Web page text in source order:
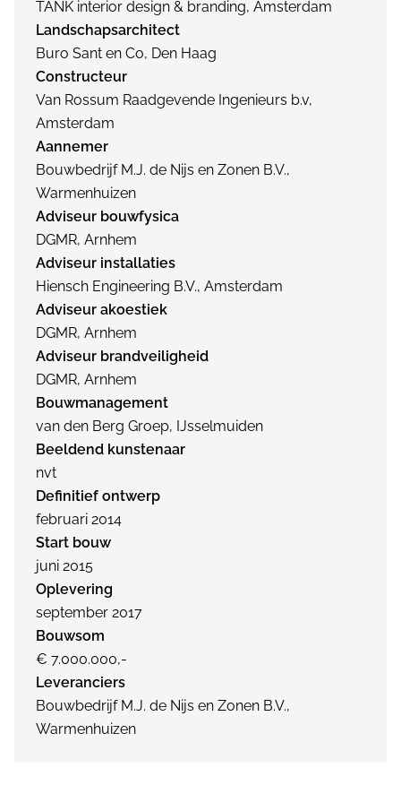
TANK interior design & branding, Amsterdam
Landschapsarchitect
Buro Sant en Co, Den Haag
Constructeur
Van Rossum Raadgevende Ingenieurs b.v,
Amsterdam
Aannemer
Bouwbedrijf M.J. de Nijs en Zonen B.V.,
Warmenhuizen
Adviseur bouwfysica
DGMR, Arnhem
Adviseur installaties
Hiensch Engineering B.V., Amsterdam
Adviseur akoestiek
DGMR, Arnhem
Adviseur brandveiligheid
DGMR, Arnhem
Bouwmanagement
van den Berg Groep, IJsselmuiden
Beeldend kunstenaar
nvt
Definitief ontwerp
februari 2014
Start bouw
juni 2015
Oplevering
september 2017
Bouwsom
€ 7.000.000,-
Leveranciers
Bouwbedrijf M.J. de Nijs en Zonen B.V.,
Warmenhuizen